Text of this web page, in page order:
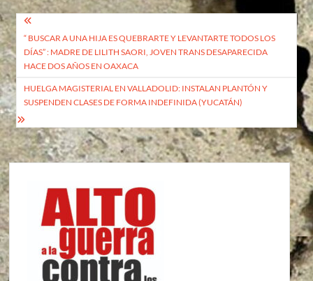
Navegación
de
entradas
“ BUSCAR A UNA HIJA ES QUEBRARTE Y LEVANTARTE TODOS LOS
DÍAS” : MADRE DE LILITH SAORI, JOVEN TRANS DESAPARECIDA
HACE DOS AÑOS EN OAXACA
HUELGA MAGISTERIAL EN VALLADOLID: INSTALAN PLANTÓN Y
SUSPENDEN CLASES DE FORMA INDEFINIDA (YUCATÁN)